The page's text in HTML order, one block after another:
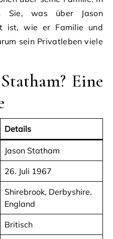
Sie, was über Jason
ist, wie er Familie und
sein Privatleben viele
Eine
Details
Jason Statham
26. Juli 1967
Shirebrook, Derbyshire,
England
Britisch